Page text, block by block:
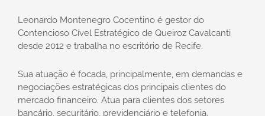
Leonardo Montenegro Cocentino é gestor do
Contencioso Cível Estratégico de Queiroz Cavalcanti
desde 2012 e trabalha no escritório de Recife.
Sua atuação é focada, principalmente, em demandas e
negociações estratégicas dos principais clientes do
mercado financeiro. Atua para clientes dos setores
bancário, securitário, previdenciário e telefonia.